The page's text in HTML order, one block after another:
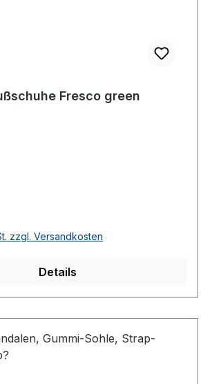
Fresco green
zzgl. Versandkosten
Details